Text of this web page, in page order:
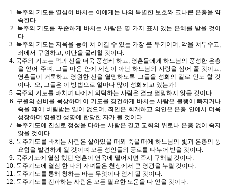
1. 묵주의 기도를 열심히 바치는 이에게는 나의 특별한 보호와 크나큰 은총을 약
속한다
2. 묵주의 기도를 꾸준하게 바치는 사람은 몇 가지 표시 있는 은혜를 받을 것이
다.
3. 묵주의 기도는 지옥을 능히 쳐 이길 수 있는 가장 큰 무기이며, 악을 쳐부수고,
죄에서 구원하고, 이단을 물리칠 것이다.
4. 묵주의 기도는 덕과 선을 더욱 풍성케 하고, 영혼들에게 하느님의 풍성한 은총
을 얻어 주며, 그들 마음 안에 세상이 아닌 하느님의 사랑을 심어 줄 것이고,
영혼들이 거룩하고 영원한 선을 열망하도록 그들을 성화의 길로 인도 할 것
이다. 오, 그들은 이 방법으로 얼마나 많이 성화되고 있는가!
5. 묵주의 기도를 바치며 나에게 의탁하는 사람은 결코 멸망하지 않을 것이다
6. 구원의 신비를 묵상하며 이 기도를 경건하게 바치는 사람은 불행에 빠지거나
죽을 때에 버림받는 일이 없으며, 죄인은 회개하고 의인은 은총 안에서 더욱
성장하며 영원한 생명에 합당한 자가 될 것이다.
7. 묵주기도에 진실로 정성을 다하는 사람은 결코 교회의 위로나 은총 없이 죽지
않을 것이다.
8. 묵주기도를 바치는 사람은 살아있을 때와 죽을 때에 하느님의 빛과 은총의 풍
요함을 발견하게 될 것이며 모든 성인들의 공로를 나누어 받을 것이다.
9. 묵주기도에 열심 했던 영혼이 연옥에 떨어지면 즉시 구해낼 것이다.
10. 묵주기도에 열심 한 나의 자녀들은 천상에서 큰 영광을 누릴 것이다.
11. 묵주기도를 통해 청하는 바는 무엇이나 얻게 될 것이다.
12. 묵주기도를 전파하는 사람은 모든 필요한 도움을 다 얻을 것이다.